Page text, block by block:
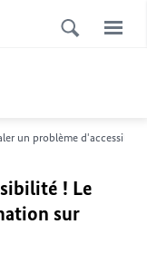
un problème d'accessibilité
! Le
sur